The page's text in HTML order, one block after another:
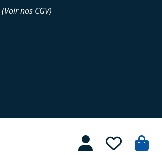
(Voir nos CGV)